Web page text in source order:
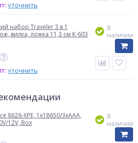
уточнить
набор Traveler 3 в 1
вилка, ложка 11,3 см K-603
уточнить
В
наличии
8626-XPE, 1х18650/3xAAA,
12V, Box
В
наличии